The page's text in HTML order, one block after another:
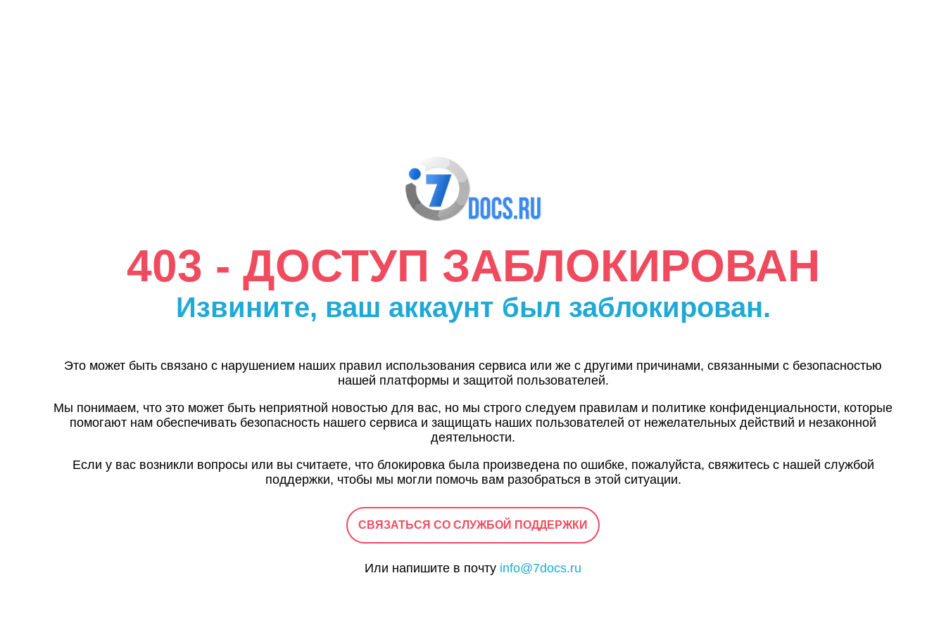
403 - ДОСТУП ЗАБЛОКИРОВАН
Извините, ваш аккаунт был заблокирован.
Это может быть связано с нарушением наших правил использования сервиса или же с другими причинами, связанными с безопасностью
нашей платформы и защитой пользователей.
Мы понимаем, что это может быть неприятной новостью для вас, но мы строго следуем правилам и политике конфиденциальности, которые
помогают нам обеспечивать безопасность нашего сервиса и защищать наших пользователей от нежелательных действий и незаконной
деятельности.
Если у вас возникли вопросы или вы считаете, что блокировка была произведена по ошибке, пожалуйста, свяжитесь с нашей службой
поддержки, чтобы мы могли помочь вам разобраться в этой ситуации.
СВЯЗАТЬСЯ СО СЛУЖБОЙ ПОДДЕРЖКИ
Или напишите в почту info@7docs.ru